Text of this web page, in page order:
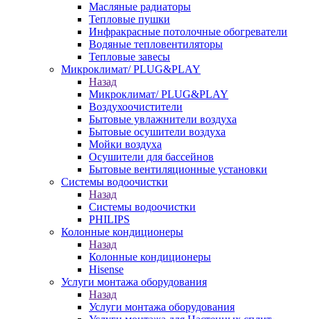
Масляные радиаторы
Тепловые пушки
Инфракрасные потолочные обогреватели
Водяные тепловентиляторы
Тепловые завесы
Микроклимат/ PLUG&PLAY
Назад
Микроклимат/ PLUG&PLAY
Воздухоочистители
Бытовые увлажнители воздуха
Бытовые осушители воздуха
Мойки воздуха
Осушители для бассейнов
Бытовые вентиляционные установки
Системы водоочистки
Назад
Системы водоочистки
PHILIPS
Колонные кондиционеры
Назад
Колонные кондиционеры
Hisense
Услуги монтажа оборудования
Назад
Услуги монтажа оборудования